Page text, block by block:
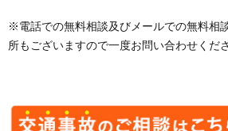
※電話での無料相談及びメールでの無料相
所もございますので一度お問い合わせくださ